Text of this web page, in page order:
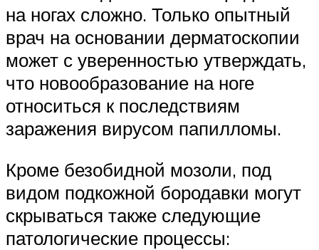
на ногах сложно. Только опытный
врач на основании дерматоскопии
может с уверенностью утверждать,
что новообразование на ноге
относиться к последствиям
заражения вирусом папилломы.
Кроме безобидной мозоли, под
видом подкожной бородавки могут
скрываться также следующие
патологические процессы: